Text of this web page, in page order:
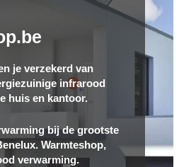
je verzekerd van
infrarood
huis en kantoor.
bij de grootste
Warmteshop,
verwarming.